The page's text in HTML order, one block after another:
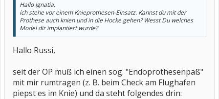
Hallo Ignatia,
ich stehe vor einem Knieprothesen-Einsatz. Kannst du mit der
Prothese auch knien und in die Hocke gehen? Wesst Du welches
Model dir implantiert wurde?
Hallo Russi,
seit der OP muß ich einen sog. "Endoprothesenpaß"
mit mir rumtragen (z. B. beim Check am Flughafen
piepst es im Knie) und da steht folgendes drin: